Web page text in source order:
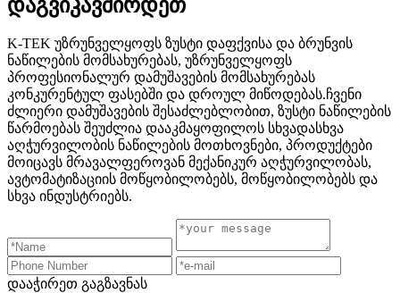
დაგვიკავშირდეთ
K-TEK უზრუნველყოფს ზუსტი დაფქვისა და ბრუნვის
ნაწილების მომსახურებას, უზრუნველყოფს
პროფესიონალურ დამუშავების მომსახურებას
კონკურენტულ ფასებში და დროულ მიწოდებას.ჩვენი
ძლიერი დამუშავების შესაძლებლობით, ზუსტი ნაწილების
წარმოებას შეუძლია დააკმაყოფილოს სხვადასხვა
აღჭურვილობის ნაწილების მოთხოვნები, პროდუქტები
მოიცავს მრავალფეროვან მექანიკურ აღჭურვილობას,
ავტომატიზაციის მოწყობილობებს, მოწყობილობებს და
სხვა ინდუსტრიებს.
დააჭირეთ გაგზავნას